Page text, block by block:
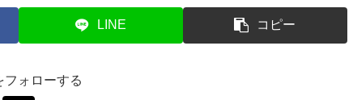
LINE コピー
フォローする